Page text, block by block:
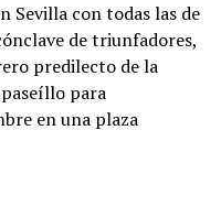
Sevilla con todas las de
de triunfadores,
predilecto de la
para
en una plaza